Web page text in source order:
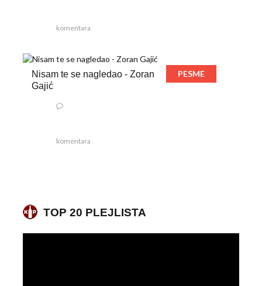
komentara
Nisam te se nagledao - Zoran
Gajić
PESME
komentara
TOP 20 PLEJLISTA